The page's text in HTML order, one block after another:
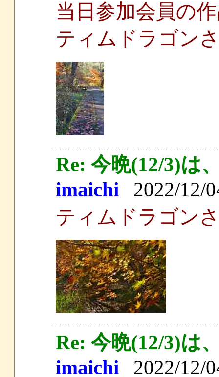
当日参加会員の
ティムドラゴン
Re: 今晩(12/3)は
imaichi 2022/12/
ティムドラゴン
Re: 今晩(12/3)は
imaichi 2022/12/